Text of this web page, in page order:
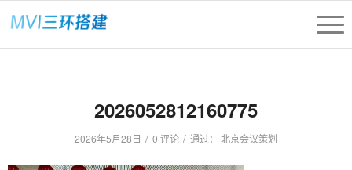
2026052812160775
2026年5月28日 / 0 评论 / 通过： 北京会议策划